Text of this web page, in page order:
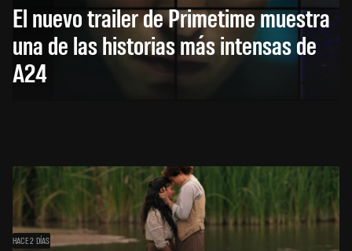
El nuevo trailer de Primetime muestra
una de las historias más intensas de
A24
HACE 2 DÍAS